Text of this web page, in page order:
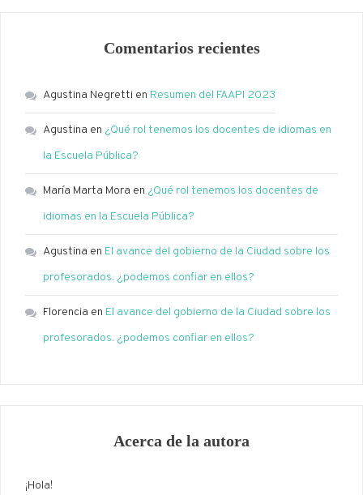
Comentarios recientes
Agustina Negretti en Resumen del FAAPI 2023
Agustina en ¿Qué rol tenemos los docentes de idiomas en
la Escuela Pública?
María Marta Mora en ¿Qué rol tenemos los docentes de
idiomas en la Escuela Pública?
Agustina en El avance del gobierno de la Ciudad sobre los
profesorados. ¿podemos confiar en ellos?
Florencia en El avance del gobierno de la Ciudad sobre los
profesorados. ¿podemos confiar en ellos?
Acerca de la autora
¡Hola!